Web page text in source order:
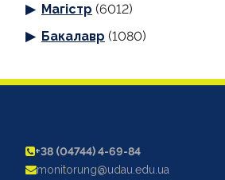
ВИКЛАДАЧУ
АНКЕТУВАННЯ
ДИПЛОМНІ РОБОТИ
АКРЕДИТАЦІЙНІ ЕКСПЕРТИЗИ
Магістр (6012)
Бакалавр (1080)
+38 (04744) 4-69-84
monitorung@udau.edu.ua